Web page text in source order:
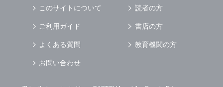
このサイトについて
ご利用ガイド
よくある質問
お問い合わせ
読者の方
書店の方
教育機関の方